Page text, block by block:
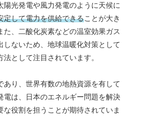
陽光発電や風力発電のように天候に
定して電力を供給できることが大き
た、二酸化炭素などの温室効果ガス
しないため、地球温暖化対策として
法として注目されています。
あり、世界有数の地熱資源を有して
電は、日本のエネルギー問題を解決
な役割を担うことが期待されていま